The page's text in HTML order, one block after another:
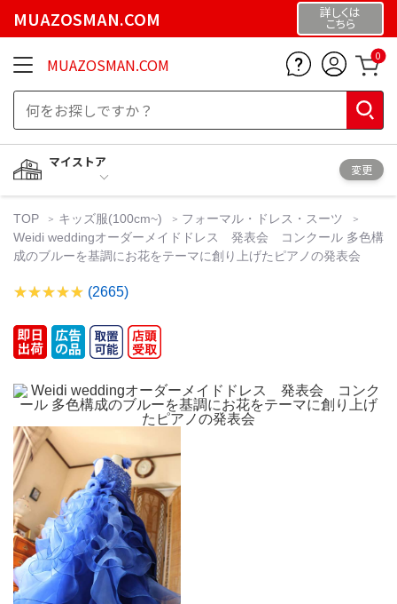
MUAZOSMAN.COM 詳しくは
こちら
MUAZOSMAN.COM 0
マイストア
変更
TOP キッズ服(100cm~)
フォーマル・ドレス・スーツ
Weidi weddingオーダーメイドドレス 発表会 コンクール 多色構
成のブルーを基調にお花をテーマに創り上げたピアノの発表会
(2665)